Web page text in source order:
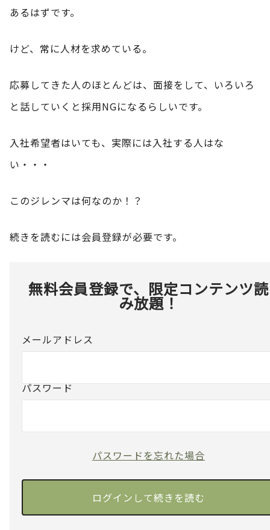
あるはずです。
けど、常に人材を求めている。
応募してきた人のほとんどは、面接をして、いろいろ
と話していくと採用NGになるらしいです。
入社希望者はいても、実際には入社する人はな
い・・・
このジレンマは何なのか！？
続きを読むには会員登録が必要です。
無料会員登録で、限定コンテンツ読
み放題！
メールアドレス
パスワード
パスワードを忘れた場合